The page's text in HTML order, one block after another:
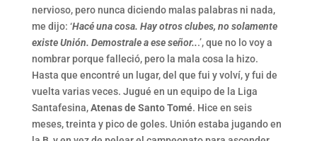
nervioso, pero nunca diciendo malas palabras ni nada,
me dijo: ‘Hacé una cosa. Hay otros clubes, no solamente
existe Unión. Demostrale a ese señor...’, que no lo voy a
nombrar porque falleció, pero la mala cosa la hizo.
Hasta que encontré un lugar, del que fui y volví, y fui de
vuelta varias veces. Jugué en un equipo de la Liga
Santafesina,Atenas de Santo Tomé. Hice en seis
meses, treinta y pico de goles. Unión estaba jugando en